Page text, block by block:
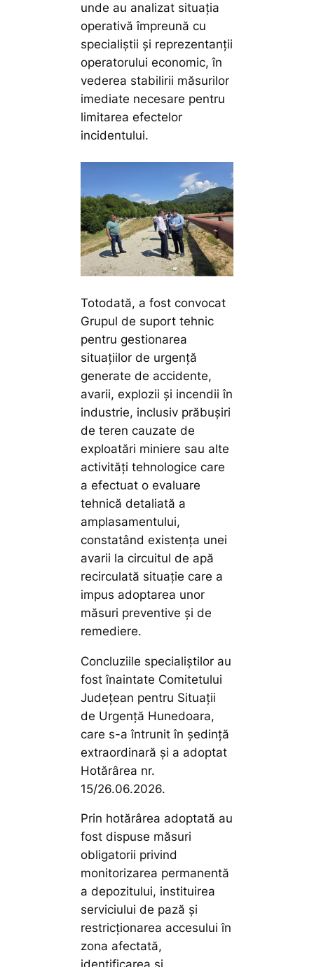
unde au analizat situația
operativă împreună cu
specialiștii și reprezentanții
operatorului economic, în
vederea stabilirii măsurilor
imediate necesare pentru
limitarea efectelor
incidentului.
Totodată, a fost convocat
Grupul de suport tehnic
pentru gestionarea
situațiilor de urgență
generate de accidente,
avarii, explozii și incendii în
industrie, inclusiv prăbușiri
de teren cauzate de
exploatări miniere sau alte
activități tehnologice care
a efectuat o evaluare
tehnică detaliată a
amplasamentului,
constatând existența unei
avarii la circuitul de apă
recirculată situație care a
impus adoptarea unor
măsuri preventive și de
remediere.
Concluziile specialiștilor au
fost înaintate Comitetului
Județean pentru Situații
de Urgență Hunedoara,
care s-a întrunit în ședință
extraordinară și a adoptat
Hotărârea nr.
15/26.06.2026.
Prin hotărârea adoptată au
fost dispuse măsuri
obligatorii privind
monitorizarea permanentă
a depozitului, instituirea
serviciului de pază și
restricționarea accesului în
zona afectată,